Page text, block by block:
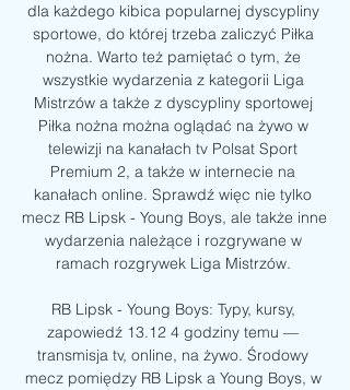
dla każdego kibica popularnej dyscypliny
sportowe, do której trzeba zaliczyć Piłka
nożna. Warto też pamiętać o tym, że
wszystkie wydarzenia z kategorii Liga
Mistrzów a także z dyscypliny sportowej
Piłka nożna można oglądać na żywo w
telewizji na kanałach tv Polsat Sport
Premium 2, a także w internecie na
kanałach online. Sprawdź więc nie tylko
mecz RB Lipsk - Young Boys, ale także inne
wydarzenia należące i rozgrywane w
ramach rozgrywek Liga Mistrzów.
RB Lipsk - Young Boys: Typy, kursy,
zapowiedź 13.12 4 godziny temu —
transmisja tv, online, na żywo. Środowy
mecz pomiędzy RB Lipsk a Young Boys, w